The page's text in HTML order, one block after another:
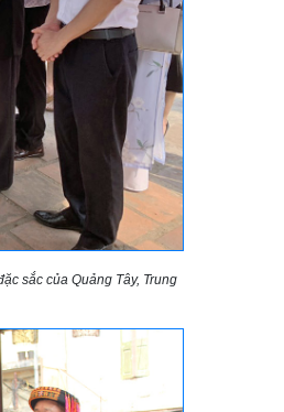
sắc của Quảng Tây, Trung